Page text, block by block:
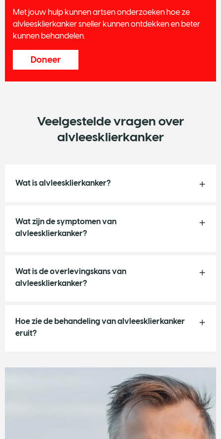
Met jouw hulp kunnen artsen onderzoeken hoe ze
alvleesklierkanker sneller kunnen ontdekken en beter
kunnen behandelen.
Doneer
Veelgestelde vragen over
alvleesklierkanker
Wat is alvleesklierkanker?
Wat zijn de symptomen van
alvleesklierkanker?
Wat is de overlevingskans van
alvleesklierkanker?
Hoe zie de behandeling van alvleesklierkanker
eruit?